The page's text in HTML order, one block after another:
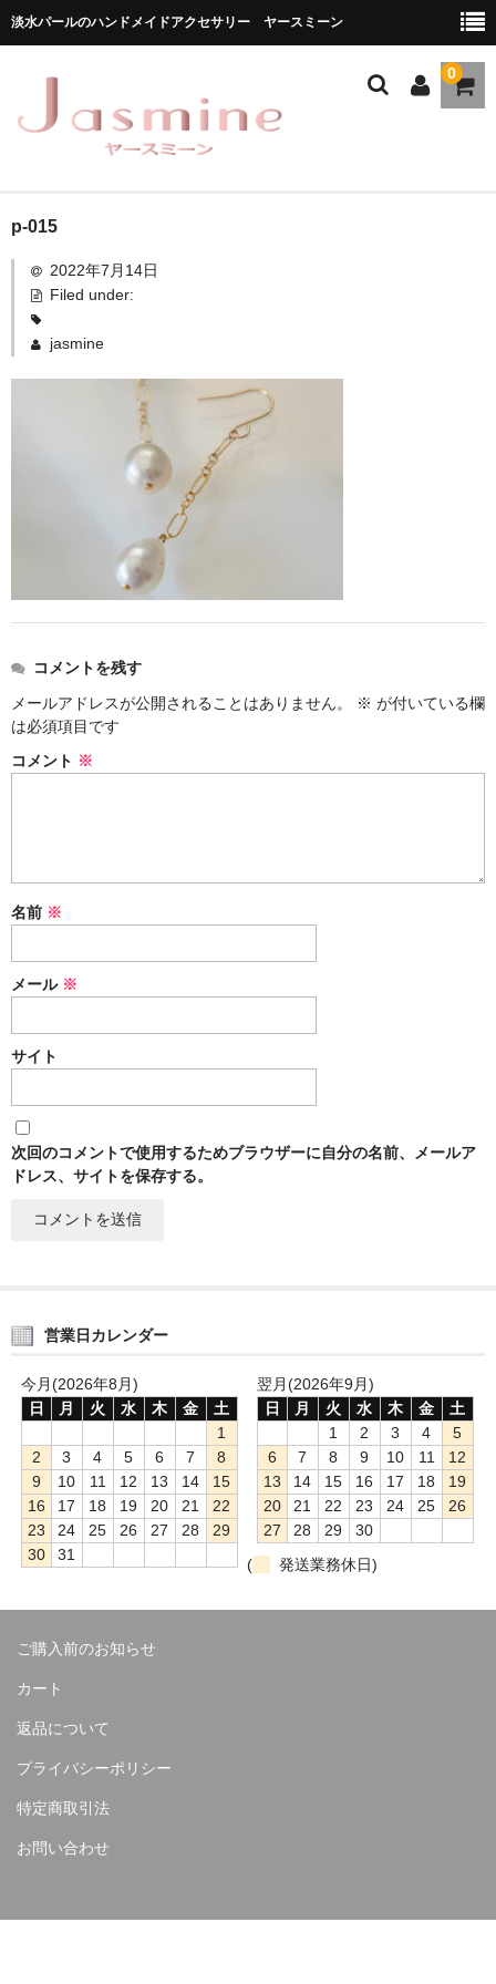
淡水パールのハンドメイドアクセサリー ヤースミーン
0
ホーム
商品一覧
★お勧め商品
p-015
2022年7月14日
Filed under:
jasmine
コメントを残す
メールアドレスが公開されることはありません。
※ が付いている欄
は必須項目です
コメント ※
名前 ※
メール ※
サイト
次回のコメントで使用するためブラウザーに自分の名前、メールア
ドレス、サイトを保存する。
営業日カレンダー
今月(2026年8月)
日
月 火 水 木 金
土
1
2
3 4 5 6 7
8
9
10 11 12 13 14
15
16
17 18 19 20 21
22
23
24 25 26 27 28
29
30
31
翌月(2026年9月)
日
月 火 水 木 金
土
1
2 3 4
5
6
7 8 9 10 11
12
13
14 15 16 17 18
19
20
21 22 23 24 25
26
27
28 29
30
(
発送業務休日)
ご購入前のお知らせ
カート
返品について
プライバシーポリシー
特定商取引法
お問い合わせ